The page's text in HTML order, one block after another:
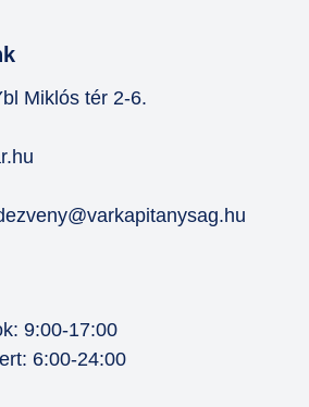
Miklós tér 2-6.
9:00-17:00
6:00-24:00